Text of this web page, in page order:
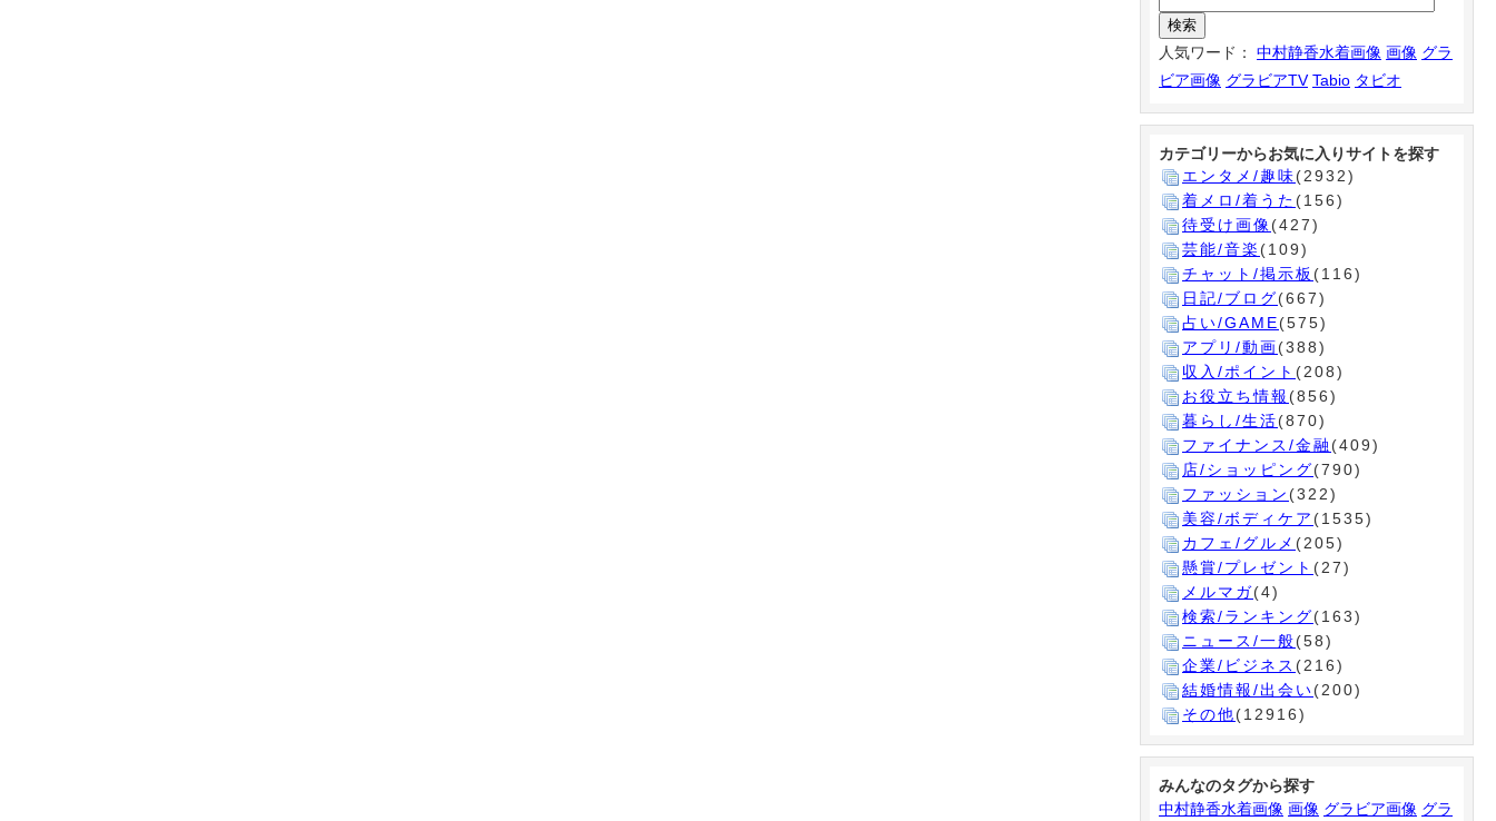
人気ワード： 中村静香水着画像 画像 グラ
ビア画像 グラビアTV Tabio タビオ
カテゴリーからお気に入りサイトを探す
エンタメ/趣味(2932)
着メロ/着うた (156)
待受け画像(427)
芸能/音楽 (109)
チャット/掲示板 (116)
日記/ブログ(667)
占い/GAME(575)
アプリ/動画(388)
収入/ポイント (208)
お役立ち情報 (856)
暮らし/生活(870)
ファイナンス/金融 (409)
店/ショッピング(790)
ファッション (322)
美容/ボディケア (1535)
カフェ/グルメ (205)
懸賞/プレゼント (27)
メルマガ(4)
検索/ランキング(163)
ニュース/一般(58)
企業/ビジネス (216)
結婚情報/出会い(200)
その他(12916)
みんなのタグから探す
中村静香水着画像 画像 グラビア画像 グラ